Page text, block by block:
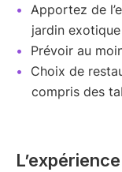
Apportez de
jardin exotique
Prévoir au
Choix de
compris des